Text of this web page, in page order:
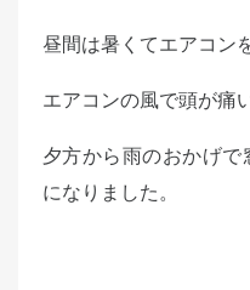
昼間は暑くてエアコン
エアコンの風で頭が痛
夕方から雨のおかげ
になりました。